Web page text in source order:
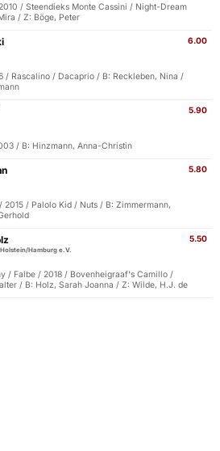
/ Steendieks Monte Cassini / Night-Dream
/ Z: Böge, Peter
6.00
/ Rascalino / Dacaprio / B: Reckleben, Nina /
5.90
/ B: Hinzmann, Anna-Christin
5.80
2015 / Palolo Kid / Nuts / B: Zimmermann,
5.50
Hamburg e.V.
/ Falbe / 2018 / Bovenheigraaf's Camillo /
/ B: Holz, Sarah Joanna / Z: Wilde, H.J. de